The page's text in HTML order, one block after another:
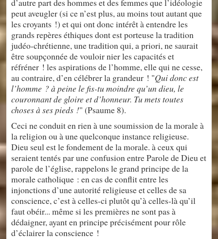
peut aveugler (si ce n’est plus, au moins tout autant que
les croyants !) et qui ont donc intérêt à entendre les
grands repères éthiques dont est porteuse la tradition
judéo-chrétienne, une tradition qui, a priori, ne saurait
être soupçonnée de vouloir nier les capacités et
réfréner ! les aspirations de l’homme, elle qui ne cesse,
au contraire, d’en célébrer la grandeur ! "Qui donc est
l’homme ? à peine le fis-tu moindre qu’un dieu, le
couronnant de gloire et d’honneur. Tu mets toutes
choses à ses pieds !" (Psaume 8).
Ceci ne conduit en rien à une soumission de la morale à
la religion ou à une quelconque instance religieuse.
Dieu seul est le fondement de la morale. à ceux qui
seraient tentés par une confusion entre Parole de Dieu et
parole de l’église, rappelons le grand principe de la
morale catholique : en cas de conflit entre les
injonctions d’une autorité religieuse et celles de sa
conscience, c’est à celles-ci plutôt qu’à celles-là qu’il
faut obéir... même si les premières ne sont pas à
dédaigner, ayant en principe précisément pour rôle
d’éclairer la conscience !